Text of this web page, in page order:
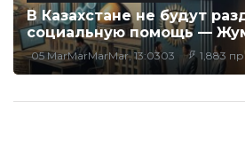
В Казахстане не будут
социальную помощь —
05 MarMarMarMar, 13:0303 1,883